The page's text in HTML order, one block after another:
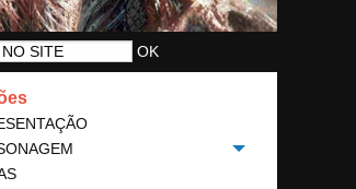
Toggle menu